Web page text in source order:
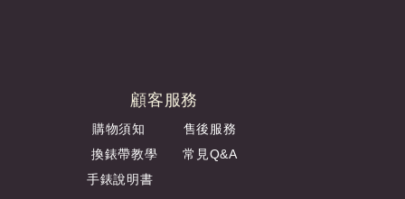
顧客服務
購物須知 售後服務
換錶帶教學常見Q&A
手錶說明書